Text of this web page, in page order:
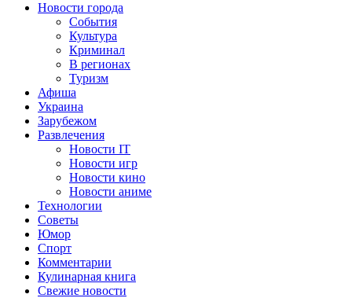
Новости города
События
Культура
Криминал
В регионах
Туризм
Афиша
Украина
Зарубежом
Развлечения
Новости IT
Новости игр
Новости кино
Новости аниме
Технологии
Советы
Юмор
Спорт
Комментарии
Кулинарная книга
Свежие новости